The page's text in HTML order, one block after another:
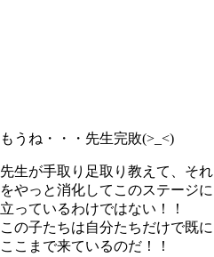
もうね・・・先生完敗(>_<)
先生が手取り足取り教えて、それ
をやっと消化してこのステージに
立っているわけではない！！
この子たちは自分たちだけで既に
ここまで来ているのだ！！